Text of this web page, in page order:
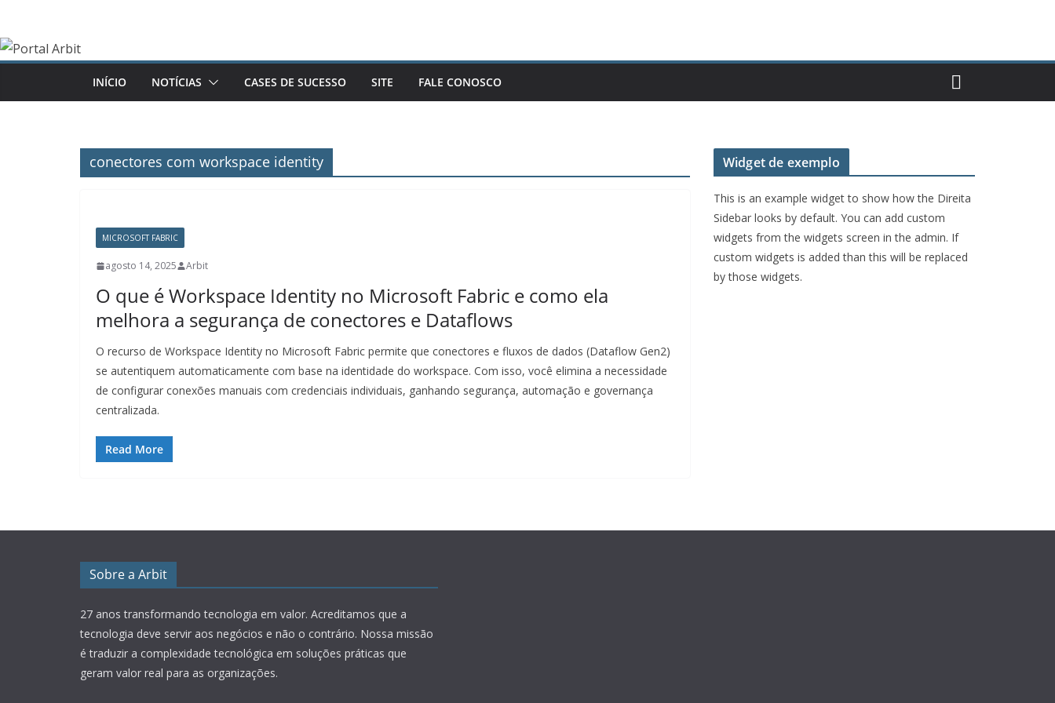
o
INÍCIO NOTÍCIAS CASES DE SUCESSO SITE FALE CONOSCO
conectores com workspace identity
MICROSOFT FABRIC
agosto 14, 2025 Arbit
O que é Workspace Identity no Microsoft Fabric e como ela
melhora a segurança de conectores e Dataflows
O recurso de Workspace Identity no Microsoft Fabric permite que conectores e fluxos de dados (Dataflow Gen2)
se autentiquem automaticamente com base na identidade do workspace. Com isso, você elimina a necessidade
de configurar conexões manuais com credenciais individuais, ganhando segurança, automação e governança
centralizada.
Read More
Widget de exemplo
This is an example widget to show how the Direita
Sidebar looks by default. You can add custom
widgets from the widgets screen in the admin. If
custom widgets is added than this will be replaced
by those widgets.
Sobre a Arbit
27 anos transformando tecnologia em valor. Acreditamos que a
tecnologia deve servir aos negócios e não o contrário. Nossa missão
é traduzir a complexidade tecnológica em soluções práticas que
geram valor real para as organizações.